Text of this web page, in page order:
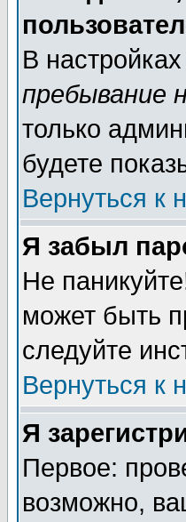
В
пребывание
только
будете
Вернуться к
Я забыл
Не
может быть
следуйте
Вернуться к
Я
Первое:
возможно,